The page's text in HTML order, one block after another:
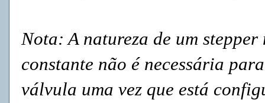
Nota: A natureza de um
constante não é necessária
válvula uma vez que está